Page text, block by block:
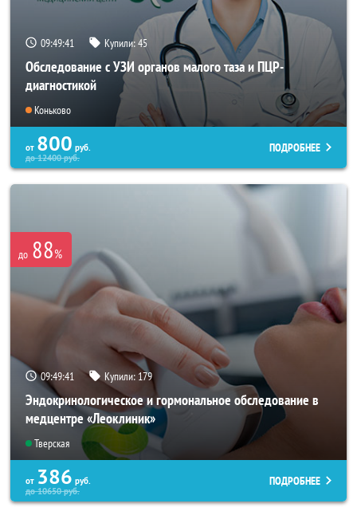
09:49:40 Купили:45
Обследование с УЗИ органов малого таза и ПЦР-
диагностикой
Коньково
от 800 руб.
до12400руб.
ПОДРОБНЕЕ
до 88%
09:49:40 Купили: 179
Эндокринологическое и гормональное обследование в
медцентре «Леоклиник»
Тверская
от 386 руб.
до10650руб.
ПОДРОБНЕЕ